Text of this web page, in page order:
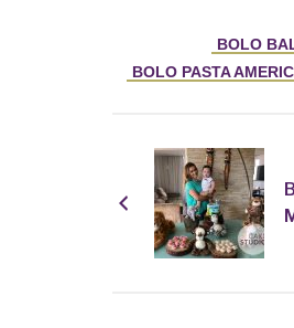
BOLO
BOLO PASTA